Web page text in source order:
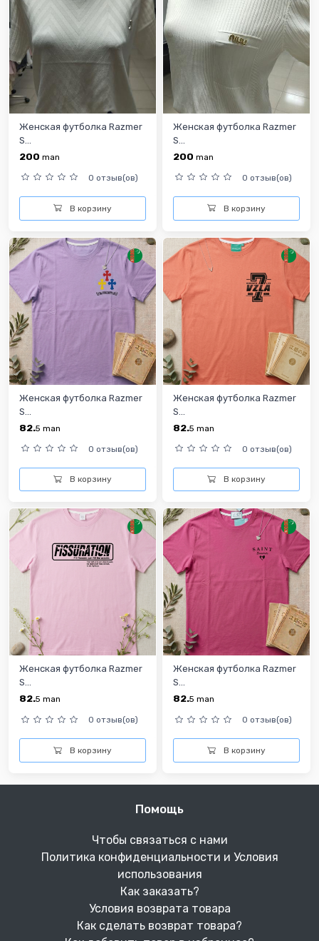
Женская футболка Razmer
S...
200 man
0 отзыв(ов)
В корзину
Женская футболка Razmer
S...
200 man
0 отзыв(ов)
В корзину
Женская футболка Razmer
S...
82.5 man
0 отзыв(ов)
В корзину
Женская футболка Razmer
S...
82.5 man
0 отзыв(ов)
В корзину
Женская футболка Razmer
S...
82.5 man
0 отзыв(ов)
В корзину
Женская футболка Razmer
S...
82.5 man
0 отзыв(ов)
В корзину
Помощь
Чтобы связаться с нами
Политика конфиденциальности и Условия
использования
Как заказать?
Условия возврата товара
Как сделать возврат товара?